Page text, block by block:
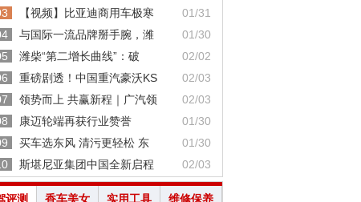
【视频】比亚迪商用车极寒
01/31
与国际一流品牌掰手腕，潍
01/30
潍柴“第二增长曲线”：破
02/02
重磅剧透！中国重汽豪沃KS
02/03
领势而上 共赢新程｜广汽领
02/03
康迈轮端再获行业赞誉
01/30
买车选东风 清污更轻松 东
01/30
斯堪尼亚集团中国全新启程 02/03
评测 香车美女 实用工具 维修保养